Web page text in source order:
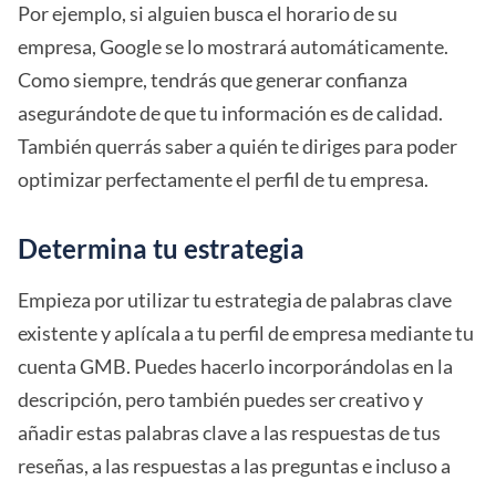
Por ejemplo, si alguien busca el horario de su
empresa, Google se lo mostrará automáticamente.
Como siempre, tendrás que generar confianza
asegurándote de que tu información es de calidad.
También querrás saber a quién te diriges para poder
optimizar perfectamente el perfil de tu empresa.
Determina tu estrategia
Empieza por utilizar tu estrategia de palabras clave
existente y aplícala a tu perfil de empresa mediante tu
cuenta GMB. Puedes hacerlo incorporándolas en la
descripción, pero también puedes ser creativo y
añadir estas palabras clave a las respuestas de tus
reseñas, a las respuestas a las preguntas e incluso a